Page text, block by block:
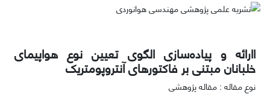
اارائه و پیاده‌سازی الگوی تعیین نوع هواپیمای
خلبانان مبتنی بر فاکتورهای آنتروپومتریک
نوع مقاله : مقاله پژوهشی